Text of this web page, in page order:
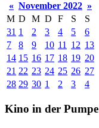
« November 2022 »
M D M D F S
S
31 1 2 3 4 5
6
7
8 9 10 11 12 13
14 15 16 17 18 19 20
21 22 23 24 25 26 27
28 29 30 1 2 3 4
Kino in der Pumpe